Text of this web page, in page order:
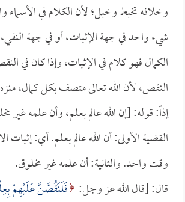
وخلافه تخبط وخبل؛ لأن الكلام في الأسماء
شيء واحد في جهة الإثبات، أو في جهة
الكمال فهو كلام في الإثبات، وإذا كان في
النقص، لأن الله تعالى متصف بكل كمال،
إذاً: قوله: [إن الله عالم بعلم، وأن علمه غير
القضية الأولى: أن الله عالم بعلم. أي: إثبات
وقت واحد. والثانية: أن علمه غير مخلوق.
قال: [قال الله عز وجل: فَلَنَقُصَّنَّ عَلَيْهِمْ